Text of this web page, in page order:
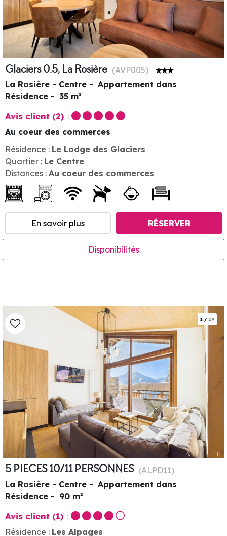
Glaciers 0.5, La Rosière (AVP005)
La Rosière - Centre
Appartement dans
Résidence
35 m²
Avis client (2)
Résidence : Le Lodge des Glaciers
Quartier : Le Centre
Distances : Au coeur des commerces
Au coeur des commerces
En savoir plus RÉSERVER
Disponibilités
1 / 29
5 PIECES 10/11 PERSONNES (ALPD11)
La Rosière - Centre
Appartement dans
Résidence
90 m²
Avis client (1)
Résidence : Les Alpages